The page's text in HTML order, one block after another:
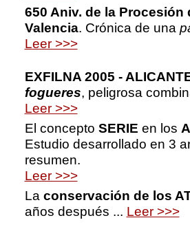
650 Aniv. de la Procesión
Valencia. Crónica de una
Leer >>>
EXFILNA 2005 -
fogueres, peligrosa
Leer >>>
El concepto SERIE en los
Estudio desarrollado en 3
resumen.
Leer >>>
La conservación de los
años después ... Leer >>>